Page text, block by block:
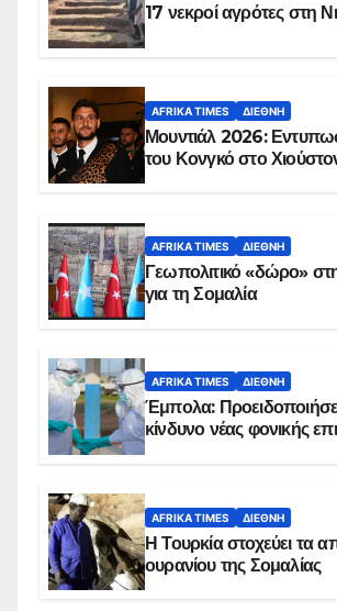
17 νεκροί αγρότες στη
AFRIKA TIMES ΔΙΕΘΝΉ
Μουντιάλ 2026:
του Κονγκό στο
AFRIKA TIMES ΔΙΕΘΝΉ
Γεωπολιτικό «δώρο»
για τη Σομαλία
AFRIKA TIMES ΔΙΕΘΝΉ
Έμπολα:
κίνδυνο νέας φονικής
AFRIKA TIMES ΔΙΕΘΝΉ
Η Τουρκία στοχεύει τα
ουρανίου της Σομαλίας